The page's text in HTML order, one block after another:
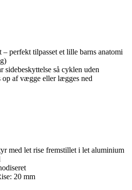
– perfekt tilpasset et lille barns anatomi
sidebeskyttelse så cyklen uden
af vægge eller lægges ned
med let rise fremstillet i let aluminium
20 mm